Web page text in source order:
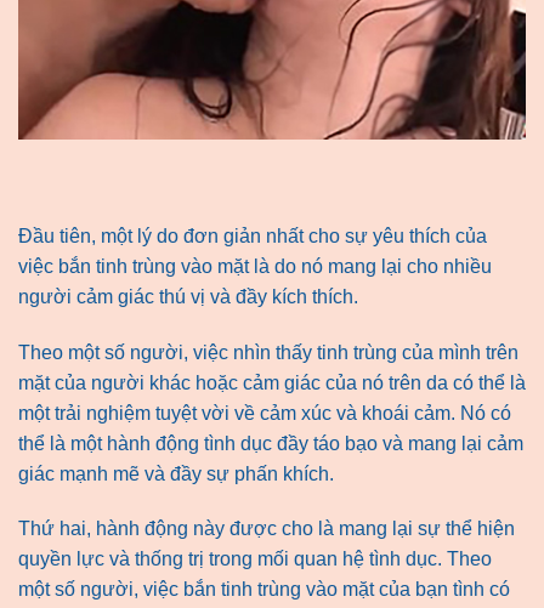
Đầu tiên, một lý do đơn giản nhất cho sự yêu thích của
việc bắn tinh trùng vào mặt là do nó mang lại cho nhiều
người cảm giác thú vị và đầy kích thích.
Theo một số người, việc nhìn thấy tinh trùng của mình trên
mặt của người khác hoặc cảm giác của nó trên da có thể là
một trải nghiệm tuyệt vời về cảm xúc và khoái cảm. Nó có
thể là một hành động tình dục đầy táo bạo và mang lại cảm
giác mạnh mẽ và đầy sự phấn khích.
Thứ hai, hành động này được cho là mang lại sự thể hiện
quyền lực và thống trị trong mối quan hệ tình dục. Theo
một số người, việc bắn tinh trùng vào mặt của bạn tình có